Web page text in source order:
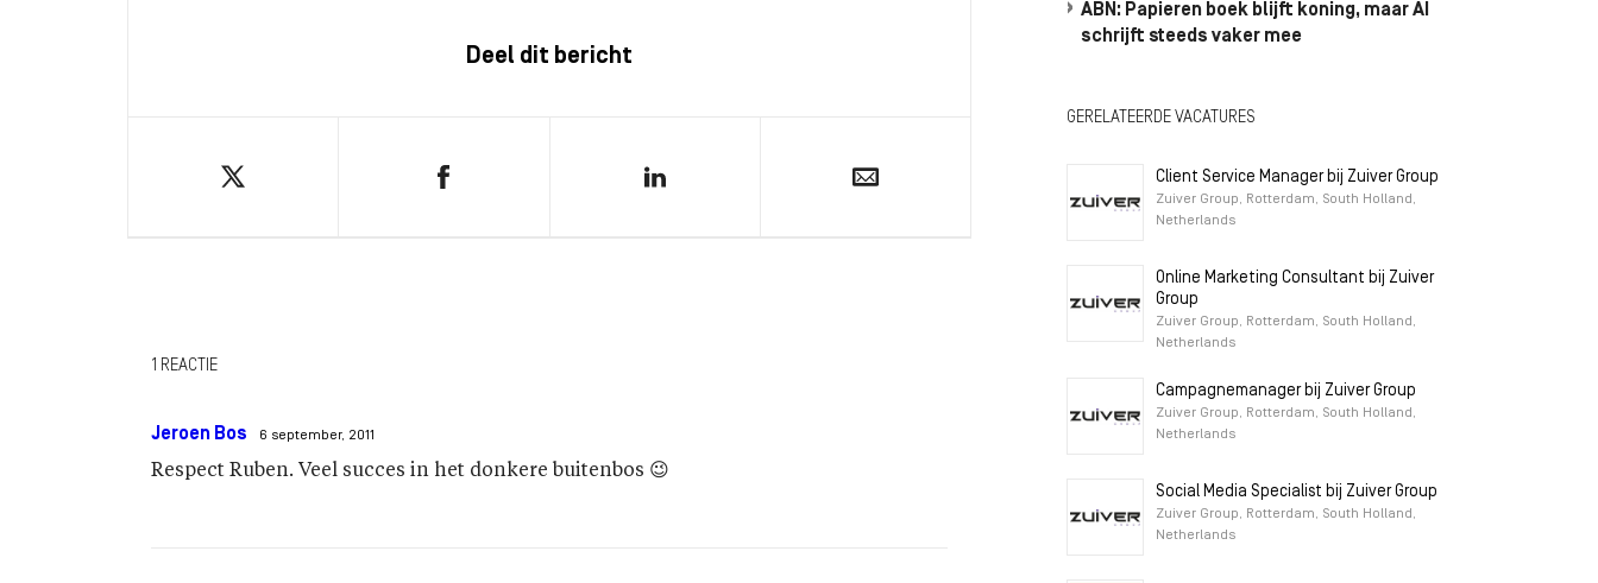
Deel dit bericht
1 REACTIE
Jeroen Bos 6 september, 2011
Respect Ruben. Veel succes in het donkere buitenbos 😉
ABN: Papieren boek blijft koning, maar AI
schrijft steeds vaker mee
GERELATEERDE VACATURES
Client Service Manager bij Zuiver Group
Zuiver Group, Rotterdam, South Holland,
Netherlands
Online Marketing Consultant bij Zuiver
Group
Zuiver Group, Rotterdam, South Holland,
Netherlands
Campagnemanager bij Zuiver Group
Zuiver Group, Rotterdam, South Holland,
Netherlands
Social Media Specialist bij Zuiver Group
Zuiver Group, Rotterdam, South Holland,
Netherlands